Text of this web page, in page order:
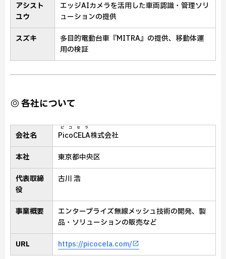
アシスト
ユウ
エッジAIカメラを活用した車両認識・管理ソリ
ューションの提供
スズキ
多目的電動台車『MITRA』の提供、移動体運
用の検証
◎ 各社について
会社名 PicoCELA
ピコセラ
株式会社
本社 東京都中央区
代表取締
役
古川 浩
事業概要
エンタープライズ無線メッシュ技術の開発、製
品・ソリューションの販売など
URL https://picocela.com/